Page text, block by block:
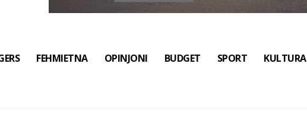
FEHMIETNA OPINJONI BUDGET SPORT KULTURA